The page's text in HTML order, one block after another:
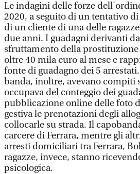
Le indagini delle forze
2020, a seguito di un tentativo
di un cliente di una delle
due anni. I guadagni derivanti
sfruttamento dellaprostituzione
oltre 40 mila euro al mese e
fonte di guadagno dei 5
banda, inoltre, avevano compiti
occupava del conteggio dei
pubblicazione online delle foto
gestiva le prenotazioni degli
collocarle su strada. Il
carcere di Ferrara, mentre gli
arresti domiciliari tra Ferrara,
ragazze, invece, stanno
psicologica.